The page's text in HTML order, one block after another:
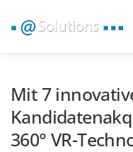
Inhalt
springen
360° VIDEO | IMAGE
Mit 7
360° VR-